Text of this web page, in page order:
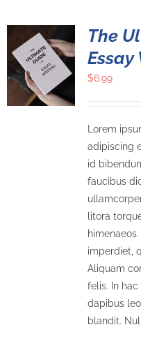
The
Essay
$6.99
Lorem
adipiscing
id
faucibus
litora
imperdiet,
Aliquam
felis. In
dapibus
blandit.